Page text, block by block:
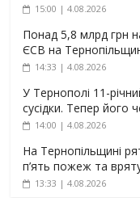
15:00 | 4.08.2026
Понад 5,8 млрд грн
ЄСВ на
14:33 | 4.08.2026
У Тернополі 11-
сусідки. Тепер його
14:00 | 4.08.2026
На Тернопільщині
п’ять пожеж та
13:33 | 4.08.2026